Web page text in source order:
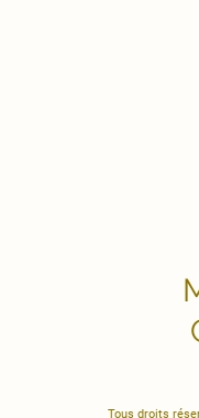
Tous droits